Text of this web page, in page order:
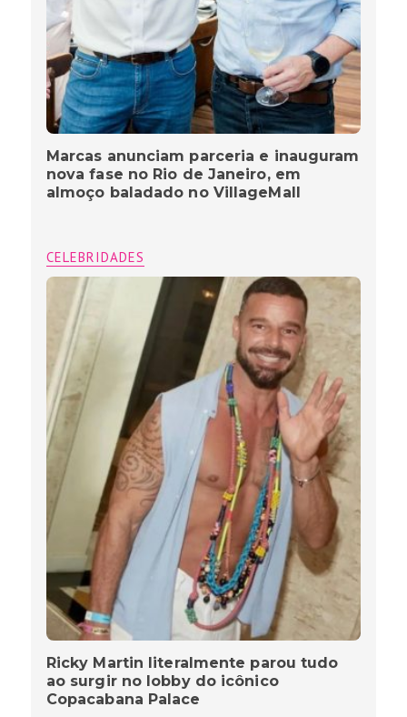
Marcas anunciam parceria e inauguram
nova fase no Rio de Janeiro, em
almoço baladado no VillageMall
CELEBRIDADES
Ricky Martin literalmente parou tudo
ao surgir no lobby do icônico
Copacabana Palace